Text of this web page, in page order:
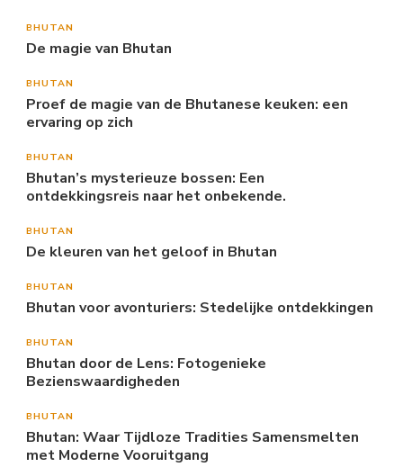
BHUTAN
De magie van Bhutan
BHUTAN
Proef de magie van de Bhutanese keuken: een
ervaring op zich
BHUTAN
Bhutan’s mysterieuze bossen: Een
ontdekkingsreis naar het onbekende.
BHUTAN
De kleuren van het geloof in Bhutan
BHUTAN
Bhutan voor avonturiers: Stedelijke ontdekkingen
BHUTAN
Bhutan door de Lens: Fotogenieke
Bezienswaardigheden
BHUTAN
Bhutan: Waar Tijdloze Tradities Samensmelten
met Moderne Vooruitgang